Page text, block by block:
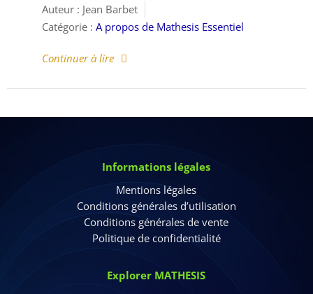
Auteur : Jean Barbet
Catégorie : A propos de Mathesis Essentiel
Continuer à lire
Informations légales
Mentions légales
Conditions générales d’utilisation
Conditions générales de vente
Politique de confidentialité
Explorer MATHESIS